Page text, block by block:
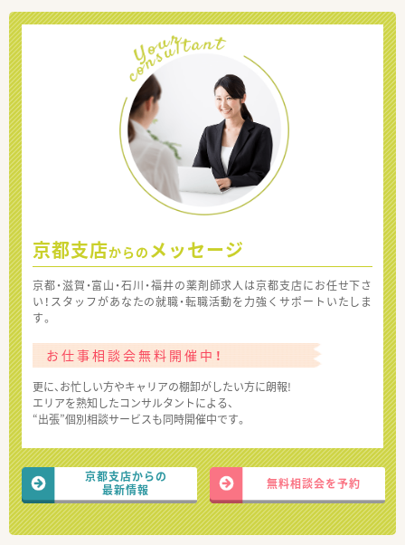
京都支店からの メッセージ
京都・滋賀・富山・石川・福井の薬剤師求人は京都支店にお任せ下さ
い！スタッフがあなたの就職・転職活動を力強くサポートいたしま
す。
お仕事相談会無料開催中！
更に、お忙しい方やキャリアの棚卸がしたい方に朗報!
エリアを熟知したコンサルタントによる、
“出張”個別相談サービスも同時開催中です。
京都支店からの
最新情報
無料相談会を予約